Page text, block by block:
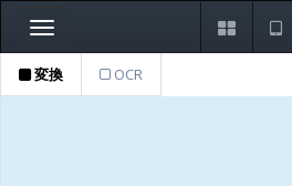
Toggle
navigation
変換 OCR